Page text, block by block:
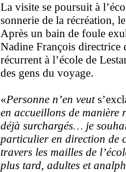
La visite se poursuit à
sonnerie de la récréation,
Après un bain de foule
Nadine François directrice
récurrent à l’école de
des gens du voyage.
«Personne n’en veut
en accueillons de manière
déjà surchargés… je
particulier en direction de
travers les mailles de
plus tard, adultes et